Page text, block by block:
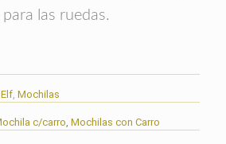
las ruedas.
Elf Mochilas
c/carro Mochilas con Carro